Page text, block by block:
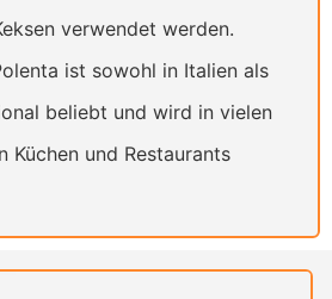
verwendet werden.
ist sowohl in Italien als
beliebt und wird in vielen
Küchen und Restaurants